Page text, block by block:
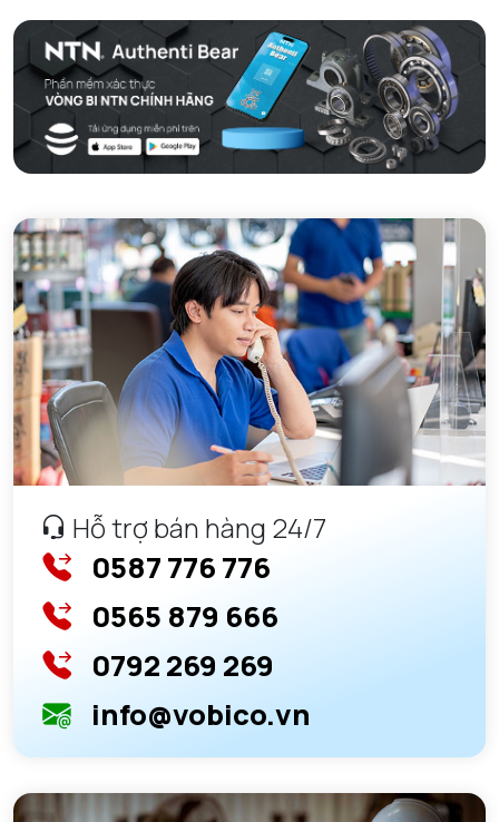
Hỗ trợ bán hàng 24/7
0587 776 776
0565 879 666
0792 269 269
info@vobico.vn